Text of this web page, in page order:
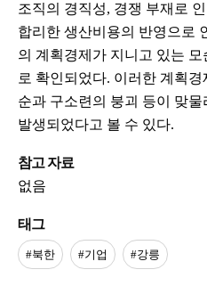
조직의 경직성, 경쟁 부재로
합리한 생산비용의 반영으로
의 계획경제가 지니고 있는
로 확인되었다. 이러한 계획
순과 구소련의 붕괴 등이 맞
발생되었다고 볼 수 있다.
참고 자료
없음
태그
#북한 #기업 #강릉